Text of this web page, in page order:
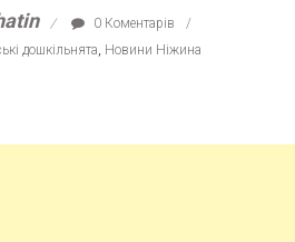
0 Коментарів
дошкільнята, Новини Ніжина